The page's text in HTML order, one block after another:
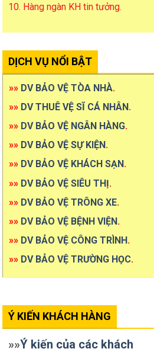
10. Hàng ngàn KH tin tưởng.
DỊCH VỤ NỔI BẬT
»» DV BẢO VỆ TÒA NHÀ.
»» DV THUÊ VỆ SĨ CÁ NHÂN.
»» DV BẢO VỆ NGÂN HÀNG.
»» DV BẢO VỆ SỰ KIỆN.
»» DV BẢO VỆ KHÁCH SẠN .
»» DV BẢO VỆ SIÊU THỊ.
»» DV BẢO VỆ TRÔNG XE.
»» DV BẢO VỆ BỆNH VIỆN.
»» DV BẢO VỆ CÔNG TRÌNH.
»» DV BẢO VỆ TRƯỜNG HỌC.
Ý KIẾN KHÁCH HÀNG
»»Ý kiến của các khách